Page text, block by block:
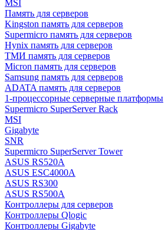
MSI
Память для серверов
Kingston память для серверов
Supermicro память для серверов
Hynix память для серверов
ТМИ память для серверов
Micron память для серверов
Samsung память для серверов
ADATA память для серверов
1-процессорные серверные платформы
Supermicro SuperServer Rack
MSI
Gigabyte
SNR
Supermicro SuperServer Tower
ASUS RS520A
ASUS ESC4000A
ASUS RS300
ASUS RS500A
Контроллеры для серверов
Контроллеры Qlogic
Контроллеры Gigabyte